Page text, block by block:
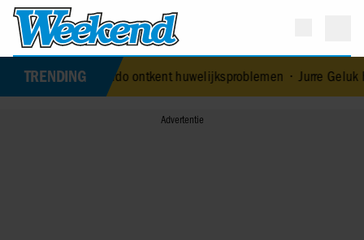
TRENDING
echtgenoot Edoardo ontkent huwelijksproblemen•Jurre Geluk